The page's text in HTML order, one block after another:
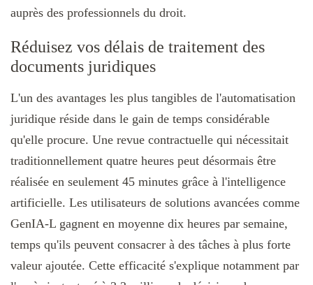
auprès des professionnels du droit.
Réduisez vos délais de traitement des
documents juridiques
L'un des avantages les plus tangibles de l'automatisation
juridique réside dans le gain de temps considérable
qu'elle procure. Une revue contractuelle qui nécessitait
traditionnellement quatre heures peut désormais être
réalisée en seulement 45 minutes grâce à l'intelligence
artificielle. Les utilisateurs de solutions avancées comme
GenIA-L gagnent en moyenne dix heures par semaine,
temps qu'ils peuvent consacrer à des tâches à plus forte
valeur ajoutée. Cette efficacité s'explique notamment par